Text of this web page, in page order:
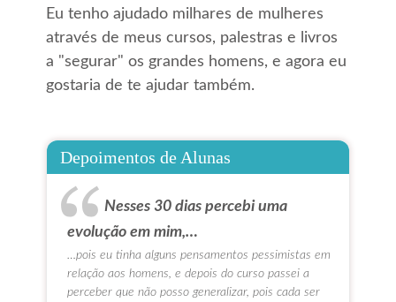
Eu tenho ajudado milhares de mulheres
através de meus cursos, palestras e livros
a "segurar" os grandes homens, e agora eu
gostaria de te ajudar também.
Depoimentos de Alunas
Nesses 30 dias percebi uma
evolução em mim,…
…pois eu tinha alguns pensamentos pessimistas em
relação aos homens, e depois do curso passei a
perceber que não posso generalizar, pois cada ser